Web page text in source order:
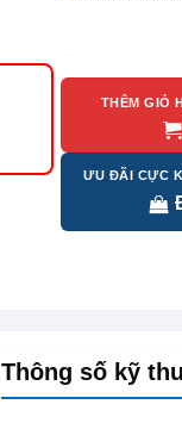
THÊM GIỎ
ƯU ĐÃI CỰC
Thông số kỹ